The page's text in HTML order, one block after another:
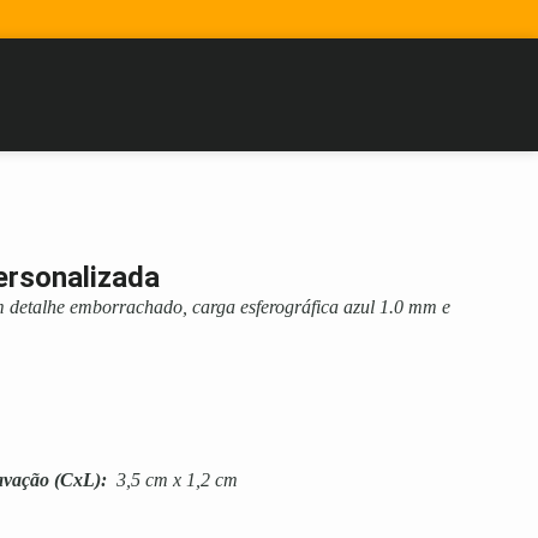
detalhe emborrachado, carga esferográfica azul 1.0 mm e
(CxL): 3,5 cm x 1,2 cm